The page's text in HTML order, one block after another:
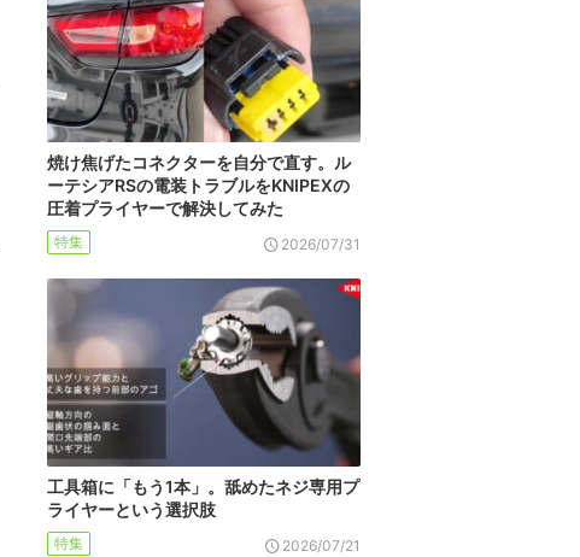
焼け焦げたコネクターを自分で直す。ル
ーテシアRSの電装トラブルをKNIPEXの
圧着プライヤーで解決してみた
特集 2026/07/31
工具箱に「もう1本」。舐めたネジ専用プ
ライヤーという選択肢
特集 2026/07/21